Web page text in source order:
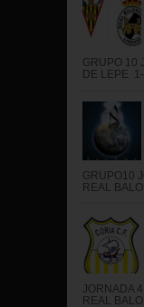
GRUPO 10
DE LEPE
GRUPO10
REAL
JORNADA
REAL